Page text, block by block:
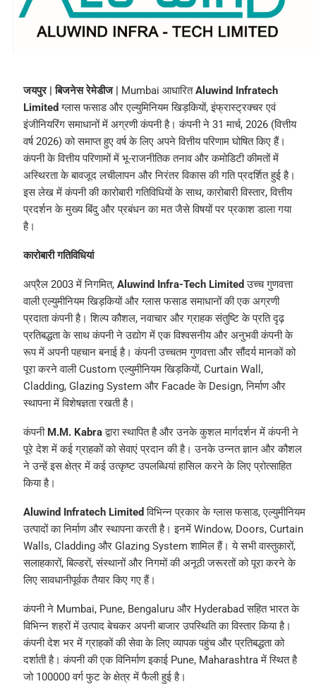
जयपुर | बिजनेस रेमेडीज | Mumbai आधारितAluwind Infratech
Limited ग्लास फसाड और एल्युमिनियम खिड़कियों, इंफ्रास्ट्रक्चर एवं
इंजीनियरिंग समाधानों में अग्रणी कंपनी है। कंपनी ने 31 मार्च, 2026 (वित्तीय
वर्ष 2026) को समाप्त हुए वर्ष के लिए अपने वित्तीय परिणाम घोषित किए हैं।
कंपनी के वित्तीय परिणामों में भू-राजनीतिक तनाव और कमोडिटी कीमतों में
अस्थिरता के बावजूद लचीलापन और निरंतर विकास की गति प्रदर्शित हुई है।
इस लेख में कंपनी की कारोबारी गतिविधियों के साथ, कारोबारी विस्तार, वित्तीय
प्रदर्शन के मुख्य बिंदु और प्रबंधन का मत जैसे विषयों पर प्रकाश डाला गया
है।
कारोबारी गतिविधियां
अप्रैल 2003 में निगमित, Aluwind Infra-Tech Limited उच्च गुणवत्ता
वाली एल्युमीनियम खिड़कियों और ग्लास फसाड समाधानों की एक अग्रणी
प्रदाता कंपनी है। शिल्प कौशल, नवाचार और ग्राहक संतुष्टि के प्रति दृढ़
प्रतिबद्धता के साथ कंपनी ने उद्योग में एक विश्वसनीय और अनुभवी कंपनी के
रूप में अपनी पहचान बनाई है। कंपनी उच्चतम गुणवत्ता और सौंदर्य मानकों को
पूरा करने वाली Custom एल्युमीनियम खिड़कियों, Curtain Wall,
Cladding, Glazing System और Facade के Design, निर्माण और
स्थापना में विशेषज्ञता रखती है।
कंपनी M.M. Kabraद्वारा स्थापित है और उनके कुशल मार्गदर्शन में कंपनी ने
पूरे देश में कई ग्राहकों को सेवाएं प्रदान की है। उनके उन्नत ज्ञान और कौशल
ने उन्हें इस क्षेत्र में कई उत्कृष्ट उपलब्धियां हासिल करने के लिए प्रोत्साहित
किया है।
Aluwind Infratech Limited विभिन्न प्रकार के ग्लास फसाड, एल्युमीनियम
उत्पादों का निर्माण और स्थापना करती है। इनमें Window, Doors, Curtain
Walls, Cladding और Glazing System शामिल हैं। ये सभी वास्तुकारों,
सलाहकारों, बिल्डरों, संस्थानों और निगमों की अनूठी जरूरतों को पूरा करने के
लिए सावधानीपूर्वक तैयार किए गए हैं।
कंपनी ने Mumbai, Pune, Bengaluru और Hyderabad सहित भारत के
विभिन्न शहरों में उत्पाद बेचकर अपनी बाजार उपस्थिति का विस्तार किया है।
कंपनी देश भर में ग्राहकों की सेवा के लिए व्यापक पहुंच और प्रतिबद्धता को
दर्शाती है। कंपनी की एक विनिर्माण इकाई Pune, Maharashtra में स्थित है
जो 100000 वर्ग फुट के क्षेत्र में फैली हुई है।